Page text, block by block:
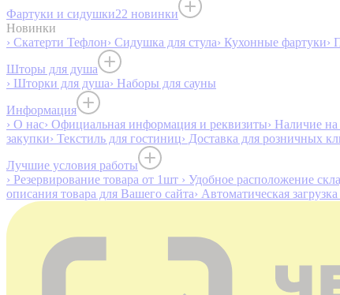
Фартуки и сидушки22 новинки
Новинки
› Скатерти Тефлон› Сидушка для стула› Кухонные фартуки›
Шторы для душа
› Шторки для душа› Наборы для сауны
Информация
› О нас› Официальная информация и реквизиты› Наличие на
закупки› Текстиль для гостиниц› Доставка для розничных
Лучшие условия работы
› Резервирование товара от 1шт › Удобное расположение
описания товара для Вашего сайта› Автоматическая